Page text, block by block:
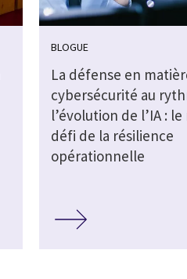
BLOGUE
La défense en
cybersécurité au
l’évolution de l’IA :
défi de la résilience
opérationnelle